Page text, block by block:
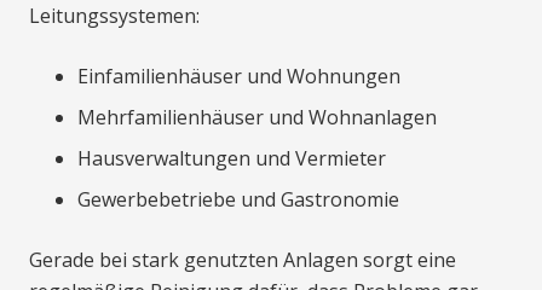
Leitungssystemen:
Einfamilienhäuser und Wohnungen
Mehrfamilienhäuser und Wohnanlagen
Hausverwaltungen und Vermieter
Gewerbebetriebe und Gastronomie
Gerade bei stark genutzten Anlagen sorgt eine